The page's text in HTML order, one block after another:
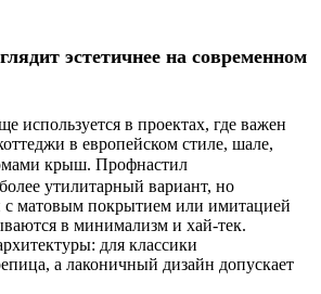
эстетичнее на современном
используется в проектах, где важен
в европейском стиле, шале,
крыш. Профнастил
утилитарный вариант, но
с матовым покрытием или имитацией
в минимализм и хай-тек.
для классики
а лаконичный дизайн допускает